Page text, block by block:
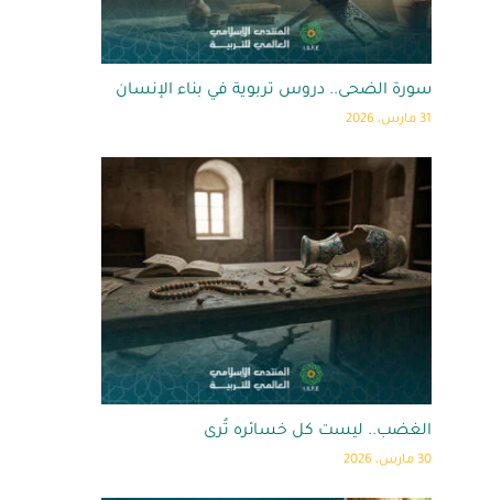
سورة الضحى.. دروس تربوية في بناء الإنسان
31 مارس، 2026
الغضب.. ليست كل خسائره تُرى
30 مارس، 2026